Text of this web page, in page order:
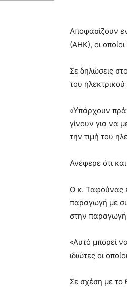
Αποφασίζουν
(ΑΗΚ), οι
Σε δηλώσεις
του
«Υπάρχουν
γίνουν για να
την τιμή του
Ανέφερε ότι
Ο κ. Ταφούνας
παραγωγή με
στην παραγωγή
«Αυτό μπορεί
ιδιώτες οι
Σε σχέση με το